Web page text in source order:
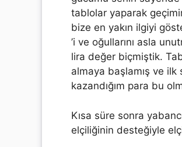
tablolar yaparak
bize en yakın ilgiyi
’i ve oğullarını asla
lira değer biçmiştik.
almaya başlamış ve ilk
kazandığım para bu
Kısa süre sonra
elçiliğinin desteğiyle